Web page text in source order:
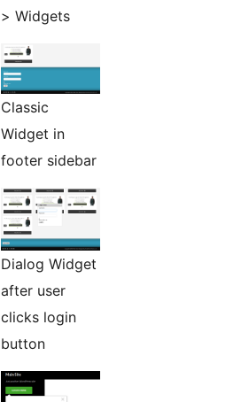
> Widgets
Classic
Widget in
footer sidebar
Dialog Widget
after user
clicks login
button